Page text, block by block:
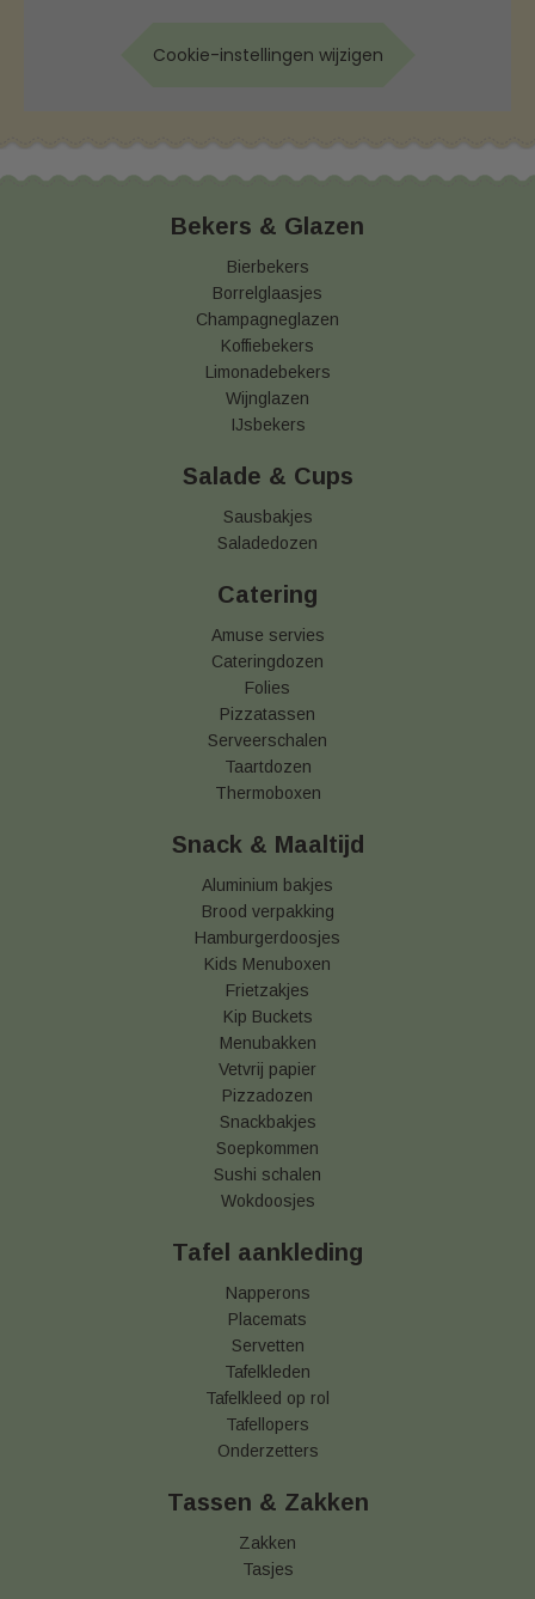
Cookie-instellingen wijzigen
Bekers & Glazen
Bierbekers
Borrelglaasjes
Champagneglazen
Koffiebekers
Limonadebekers
Wijnglazen
IJsbekers
Salade & Cups
Sausbakjes
Saladedozen
Catering
Amuse servies
Cateringdozen
Folies
Pizzatassen
Serveerschalen
Taartdozen
Thermoboxen
Snack & Maaltijd
Aluminium bakjes
Brood verpakking
Hamburgerdoosjes
Kids Menuboxen
Frietzakjes
Kip Buckets
Menubakken
Vetvrij papier
Pizzadozen
Snackbakjes
Soepkommen
Sushi schalen
Wokdoosjes
Tafel aankleding
Napperons
Placemats
Servetten
Tafelkleden
Tafelkleed op rol
Tafellopers
Onderzetters
Tassen & Zakken
Zakken
Tasjes